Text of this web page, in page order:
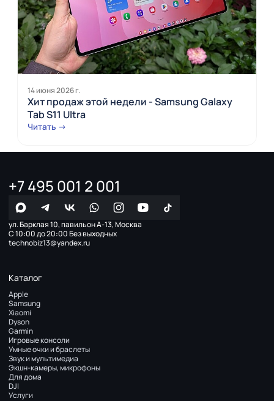
14 июня 2026 г.
Хит продаж этой недели - Samsung Galaxy
Tab S11 Ultra
Читать →
+7 495 001 2 001
ул. Барклая 10, павильон А-13, Москва
С 10:00 до 20:00 Без выходных
technobiz13@yandex.ru
Каталог
Apple
Samsung
Xiaomi
Dyson
Garmin
Игровые консоли
Умные очки и браслеты
Звук и мультимедиа
Экшн-камеры, микрофоны
Для дома
DJI
Услуги